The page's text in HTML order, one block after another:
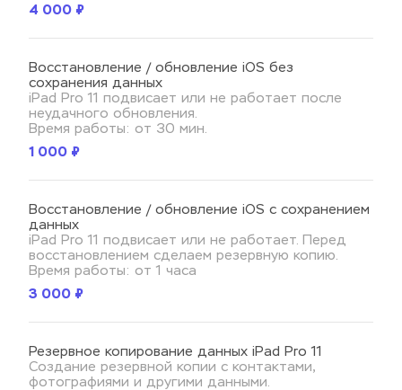
4 000 ₽
Восстановление / обновление iOS без
сохранения данных
iPad Pro 11 подвисает или не работает после
неудачного обновления.
Время работы: от 30 мин.
1 000 ₽
Восстановление / обновление iOS с сохранением
данных
iPad Pro 11 подвисает или не работает. Перед
восстановлением сделаем резервную копию.
Время работы: от 1 часа
3 000 ₽
Резервное копирование данных iPad Pro 11
Создание резервной копии с контактами,
фотографиями и другими данными.